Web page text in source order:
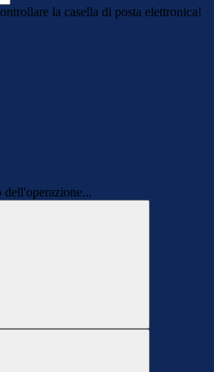
la casella di posta elettronica!
dell'operazione...